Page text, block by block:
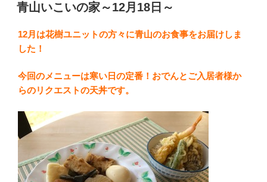
稿
日:
青山いこいの家～12月18日～
12月は花樹ユニットの方々に青山のお食事をお届けしま
した！
今回のメニューは寒い日の定番！おでんとご入居者様か
らのリクエストの天丼です。